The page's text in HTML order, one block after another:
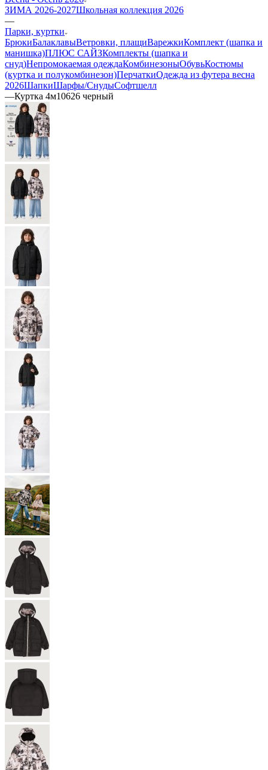
ЗИМА 2026-2027Школьная коллекция 2026
—
Парки, куртки
БрюкиБалаклавыВетровки, плащиВарежкиКомплект (шапка и
манишка)ПЛЮС САЙЗКомплекты (шапка и
снуд)Непромокаемая одеждаКомбинезоныОбувьКостюмы
(куртка и полукомбинезон)ПерчаткиОдежда из футера весна
2026ШапкиШарфы/СнудыСофтшелл
—Куртка 4м10626 черный